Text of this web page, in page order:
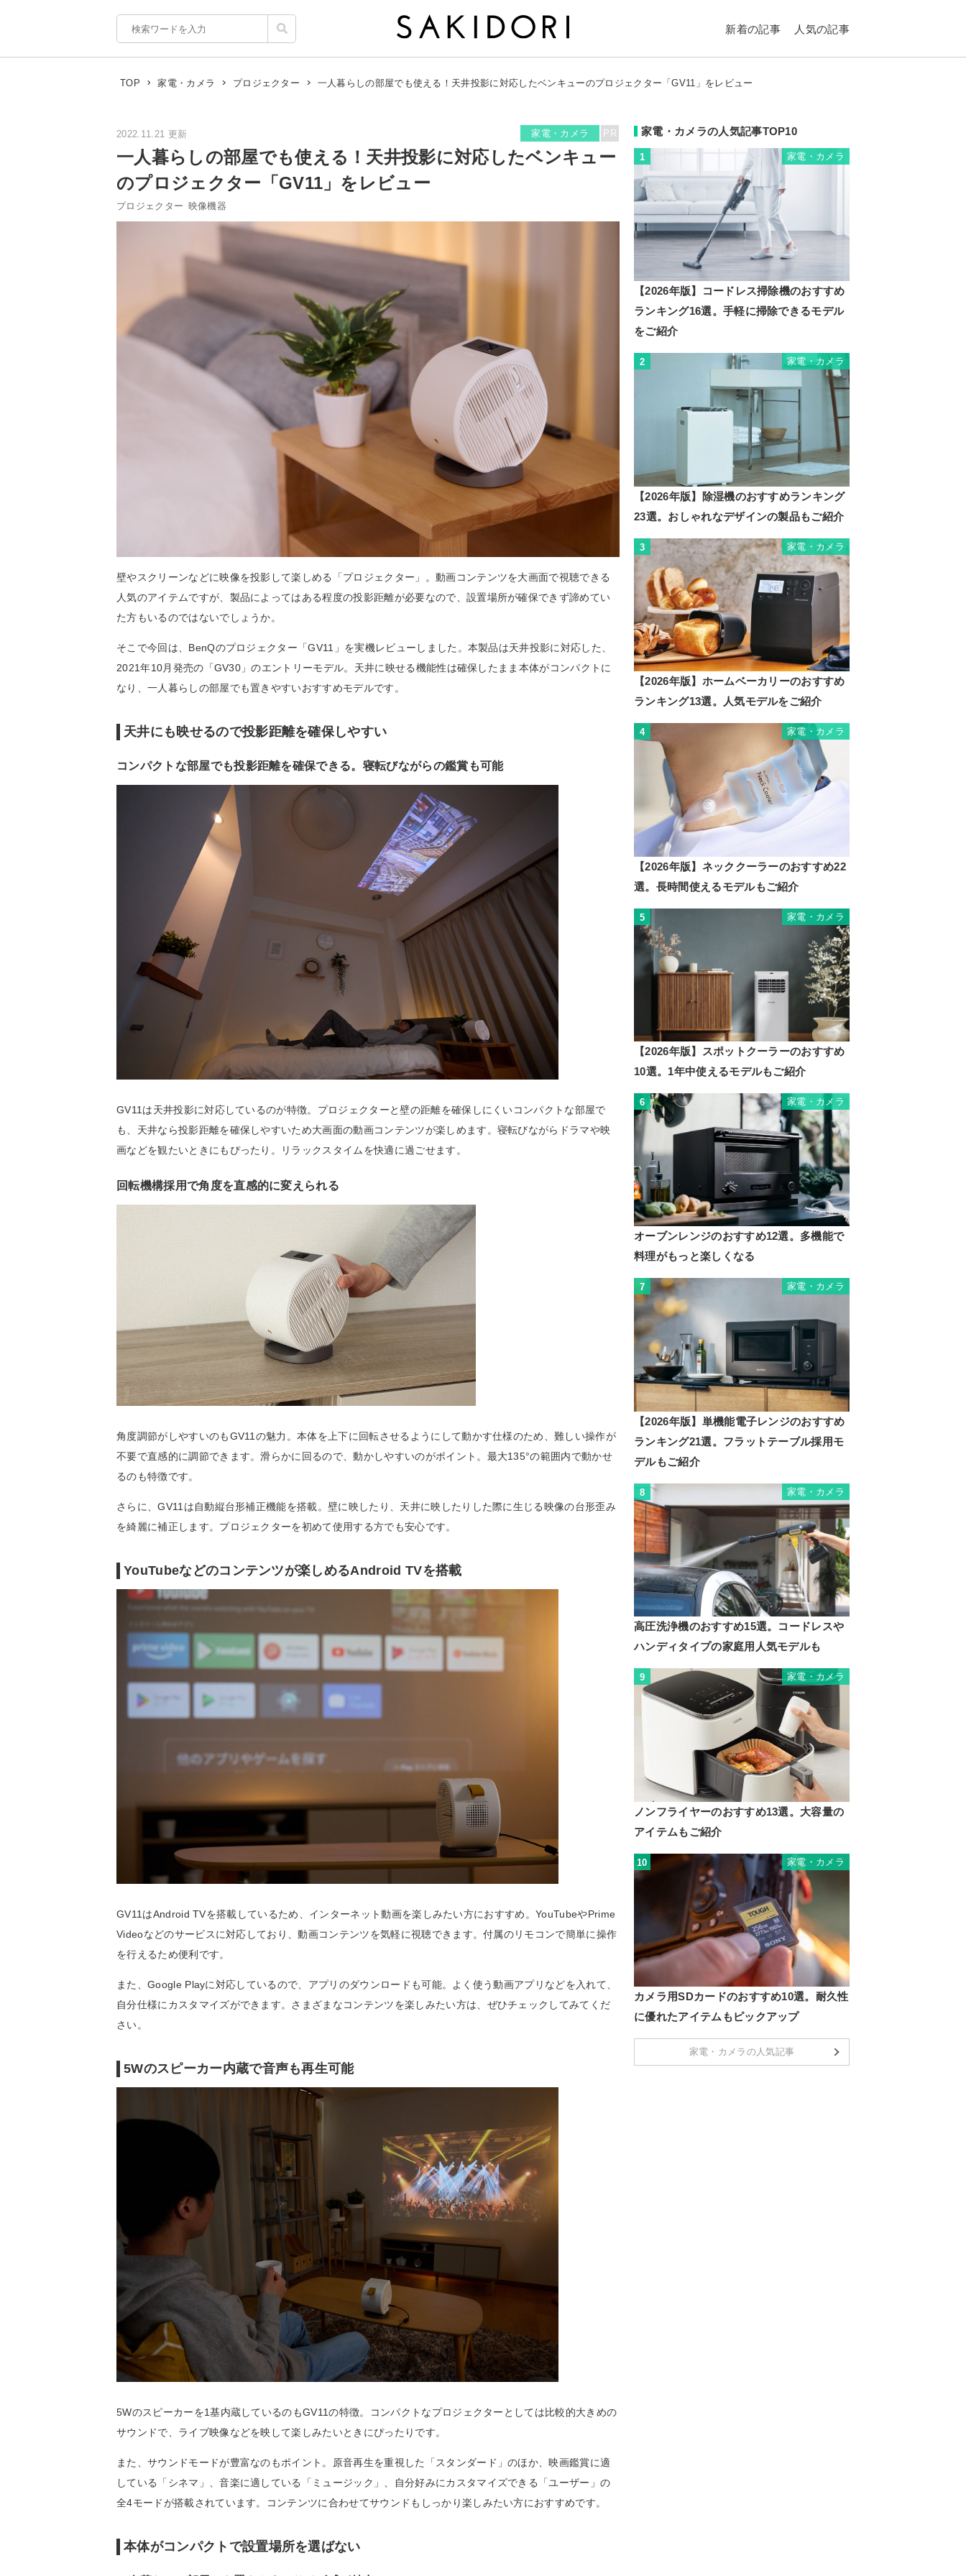
新着の記事 人気の記事
TOP 家電・カメラ プロジェクター 一人暮らしの部屋でも使える！天井投影に対応したベンキューのプロジェクター「GV11」をレビュー
2022.11.21 更新 PR
家電・カメラ
一人暮らしの部屋でも使える！天井投影に対応したベンキュー
のプロジェクター「GV11」をレビュー
プロジェクター 映像機器
壁やスクリーンなどに映像を投影して楽しめる「プロジェクター」。動画コンテンツを大画面で視聴できる
人気のアイテムですが、製品によってはある程度の投影距離が必要なので、設置場所が確保できず諦めてい
た方もいるのではないでしょうか。
そこで今回は、BenQのプロジェクター「GV11」を実機レビューしました。本製品は天井投影に対応した、
2021年10月発売の「GV30」のエントリーモデル。天井に映せる機能性は確保したまま本体がコンパクトに
なり、一人暮らしの部屋でも置きやすいおすすめモデルです。
天井にも映せるので投影距離を確保しやすい
コンパクトな部屋でも投影距離を確保できる。寝転びながらの鑑賞も可能
GV11は天井投影に対応しているのが特徴。プロジェクターと壁の距離を確保しにくいコンパクトな部屋で
も、天井なら投影距離を確保しやすいため大画面の動画コンテンツが楽しめます。寝転びながらドラマや映
画などを観たいときにもぴったり。リラックスタイムを快適に過ごせます。
回転機構採用で角度を直感的に変えられる
角度調節がしやすいのもGV11の魅力。本体を上下に回転させるようにして動かす仕様のため、難しい操作が
不要で直感的に調節できます。滑らかに回るので、動かしやすいのがポイント。最大135°の範囲内で動かせ
るのも特徴です。
さらに、GV11は自動縦台形補正機能を搭載。壁に映したり、天井に映したりした際に生じる映像の台形歪み
を綺麗に補正します。プロジェクターを初めて使用する方でも安心です。
YouTubeなどのコンテンツが楽しめるAndroid TVを搭載
GV11はAndroid TVを搭載しているため、インターネット動画を楽しみたい方におすすめ。YouTubeやPrime
Videoなどのサービスに対応しており、動画コンテンツを気軽に視聴できます。付属のリモコンで簡単に操作
を行えるため便利です。
また、Google Playに対応しているので、アプリのダウンロードも可能。よく使う動画アプリなどを入れて、
自分仕様にカスタマイズができます。さまざまなコンテンツを楽しみたい方は、ぜひチェックしてみてくだ
さい。
5Wのスピーカー内蔵で音声も再生可能
5Wのスピーカーを1基内蔵しているのもGV11の特徴。コンパクトなプロジェクターとしては比較的大きめの
サウンドで、ライブ映像などを映して楽しみたいときにぴったりです。
また、サウンドモードが豊富なのもポイント。原音再生を重視した「スタンダード」のほか、映画鑑賞に適
している「シネマ」、音楽に適している「ミュージック」、自分好みにカスタマイズできる「ユーザー」の
全4モードが搭載されています。コンテンツに合わせてサウンドもしっかり楽しみたい方におすすめです。
本体がコンパクトで設置場所を選ばない
家電・カメラの人気記事TOP10
1 家電・カメラ
【2026年版】コードレス掃除機のおすすめ
ランキング16選。手軽に掃除できるモデル
をご紹介
2 家電・カメラ
【2026年版】除湿機のおすすめランキング
23選。おしゃれなデザインの製品もご紹介
3 家電・カメラ
【2026年版】ホームベーカリーのおすすめ
ランキング13選。人気モデルをご紹介
4 家電・カメラ
【2026年版】ネッククーラーのおすすめ22
選。長時間使えるモデルもご紹介
5 家電・カメラ
【2026年版】スポットクーラーのおすすめ
10選。1年中使えるモデルもご紹介
6 家電・カメラ
オーブンレンジのおすすめ12選。多機能で
料理がもっと楽しくなる
7 家電・カメラ
【2026年版】単機能電子レンジのおすすめ
ランキング21選。フラットテーブル採用モ
デルもご紹介
8 家電・カメラ
高圧洗浄機のおすすめ15選。コードレスや
ハンディタイプの家庭用人気モデルも
9 家電・カメラ
ノンフライヤーのおすすめ13選。大容量の
アイテムもご紹介
10 家電・カメラ
カメラ用SDカードのおすすめ10選。耐久性
に優れたアイテムもピックアップ
家電・カメラの人気記事